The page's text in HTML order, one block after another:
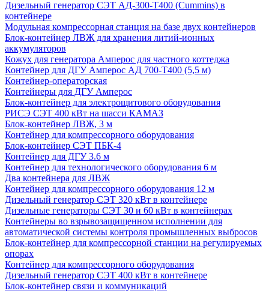
Дизельный генератор СЭТ АД-300-Т400 (Cummins) в
контейнере
Модульная компрессорная станция на базе двух контейнеров
Блок-контейнер ЛВЖ для хранения литий-ионных
аккумуляторов
Кожух для генератора Амперос для частного коттеджа
Контейнер для ДГУ Амперос АД 700-Т400 (5,5 м)
Контейнер-операторская
Контейнеры для ДГУ Амперос
Блок-контейнер для электрощитового оборудования
РИСЭ СЭТ 400 кВт на шасси КАМАЗ
Блок-контейнер ЛВЖ, 3 м
Контейнер для компрессорного оборудования
Блок-контейнер СЭТ ПБК-4
Контейнер для ДГУ 3.6 м
Контейнер для технологического оборудования 6 м
Два контейнера для ЛВЖ
Контейнер для компрессорного оборудования 12 м
Дизельный генератор СЭТ 320 кВт в контейнере
Дизельные генераторы СЭТ 30 и 60 кВт в контейнерах
Контейнеры во взрывозащищенном исполнении для
автоматической системы контроля промышленных выбросов
Блок-контейнер для компрессорной станции на регулируемых
опорах
Контейнер для компрессорного оборудования
Дизельный генератор СЭТ 400 кВт в контейнере
Блок-контейнер связи и коммуникаций